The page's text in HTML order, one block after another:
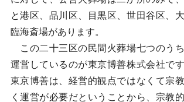
と港区、品川区、目黒区、世田谷区、
臨海斎場があります。
この二十三区の民間火葬場七つのう
運営しているのが東京博善株式会社です
東京博善は、経営的観点ではなくて宗
く運営が必要だということから、宗教